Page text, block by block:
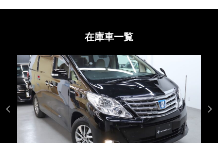
在庫車一覧
 